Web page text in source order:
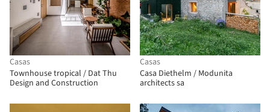
Casas
Townhouse tropical / Dat Thu
Design and Construction
Casas
Casa Diethelm / Modunita
architects sa